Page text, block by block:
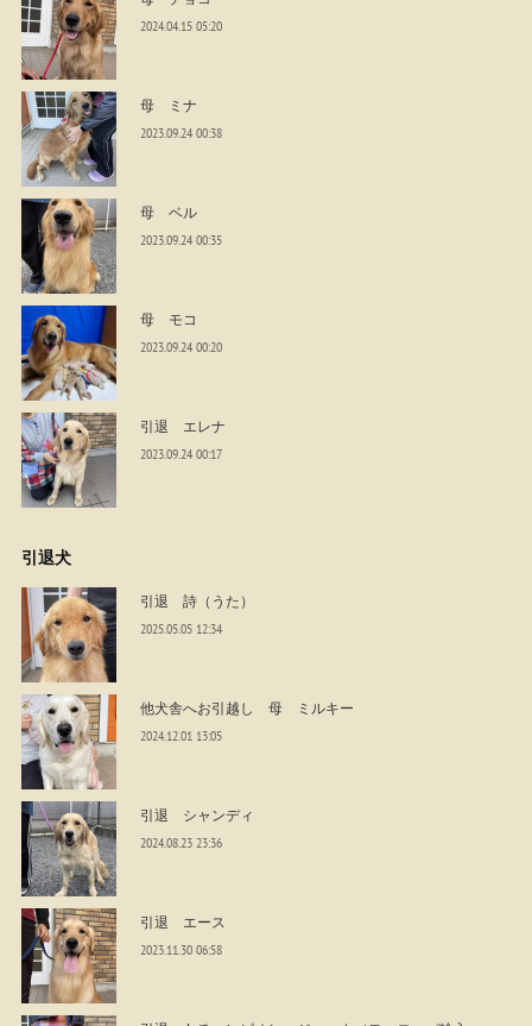
2024.04.15 05:20
母 ミナ
2023.09.24 00:38
母 ベル
2023.09.24 00:35
母 モコ
2023.09.24 00:20
引退 エレナ
2023.09.24 00:17
引退犬
引退 詩（うた）
2025.05.05 12:34
他犬舎へお引越し 母 ミルキー
2024.12.01 13:05
引退 シャンディ
2024.08.23 23:36
引退 エース
2023.11.30 06:58